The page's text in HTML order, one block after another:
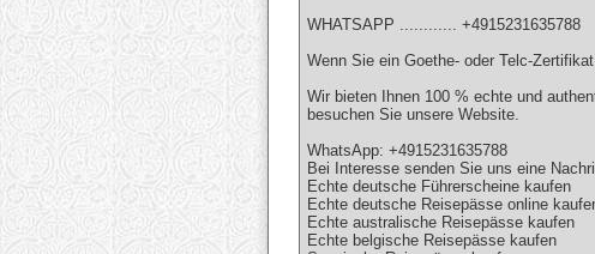
WHATSAPP ............ +4915231635788
Wenn Sie ein Goethe- oder Telc-
Wir bieten Ihnen 100 % echte und
besuchen Sie unsere Website.
WhatsApp: +4915231635788
Bei Interesse senden Sie uns eine
Echte deutsche Führerscheine kaufen
Echte deutsche Reisepässe online
Echte australische Reisepässe kaufen
Echte belgische Reisepässe kaufen